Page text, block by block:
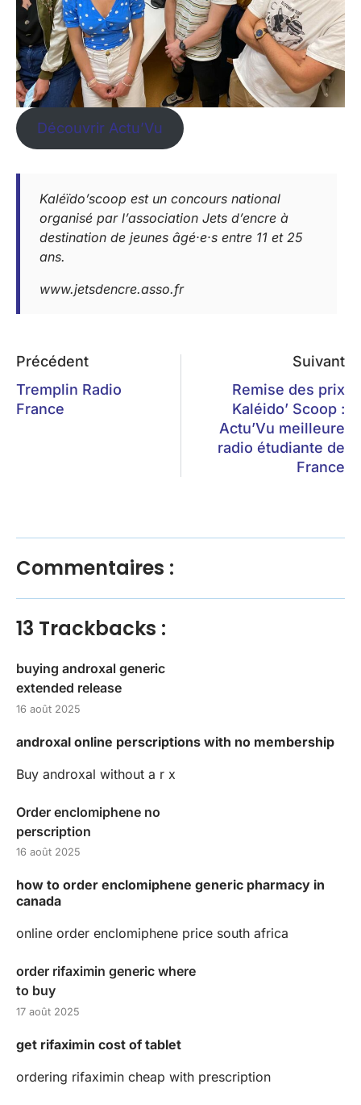
Découvrir Actu’Vu
Kaléïdo’scoop est un concours national
organisé par l’association Jets d’encre à
destination de jeunes âgé·e·s entre 11 et 25
ans.
www.jetsdencre.asso.fr
Précédent
Tremplin Radio
France
Suivant
Remise des prix
Kaléido’ Scoop :
Actu’Vu meilleure
radio étudiante de
France
Commentaires :
13 Trackbacks :
buying androxal generic
extended release
16 août 2025
androxal online perscriptions with no membership
Buy androxal without a r x
Order enclomiphene no
perscription
16 août 2025
how to order enclomiphene generic pharmacy in
canada
online order enclomiphene price south africa
order rifaximin generic where
to buy
17 août 2025
get rifaximin cost of tablet
ordering rifaximin cheap with prescription